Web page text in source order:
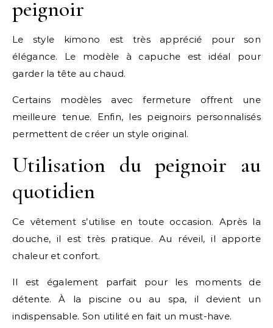
peignoir
Le style kimono est très apprécié pour son
élégance. Le modèle à capuche est idéal pour
garder la tête au chaud.
Certains modèles avec fermeture offrent une
meilleure tenue. Enfin, les peignoirs personnalisés
permettent de créer un style original.
Utilisation du peignoir au
quotidien
Ce vêtement s’utilise en toute occasion. Après la
douche, il est très pratique. Au réveil, il apporte
chaleur et confort.
Il est également parfait pour les moments de
détente. À la piscine ou au spa, il devient un
indispensable. Son utilité en fait un must-have.